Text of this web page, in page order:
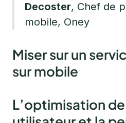
Decoster, Chef de
mobile, Oney
Miser sur un
sur mobile
L’optimisation